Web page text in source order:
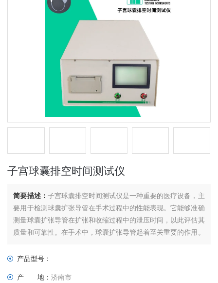
子宫球囊排空时间测试仪
简要描述： 子宫球囊排空时间测试仪是一种重要的医疗设备，主
要用于检测球囊扩张导管在手术过程中的性能表现。它能够准确
测量球囊扩张导管在扩张和收缩过程中的泄压时间，以此评估其
质量和可靠性。在手术中，球囊扩张导管起着至关重要的作用。
变部位的扩张和收缩。
产品型号：
产 地：济南市